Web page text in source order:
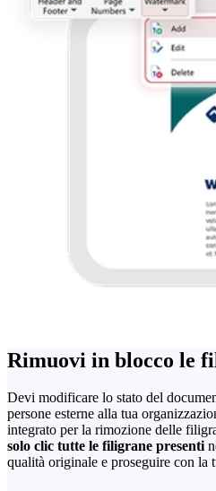
Rimuovi in blocco le
Devi modificare lo stato del
persone esterne alla tua
integrato per la rimozione delle
solo clic tutte le filigrane presenti
qualità originale e proseguire con la